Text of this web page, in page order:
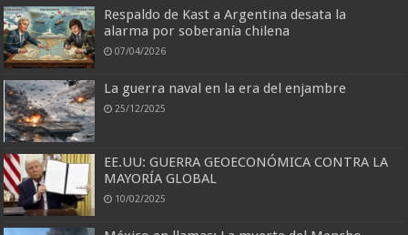
Respaldo de Kast a Argentina desata la
alarma por soberanía chilena
07/04/2026
La guerra naval en la era del enjambre
25/12/2025
EE.UU: GUERRA GEOECONÓMICA CONTRA LA
MAYORÍA GLOBAL
10/02/2025